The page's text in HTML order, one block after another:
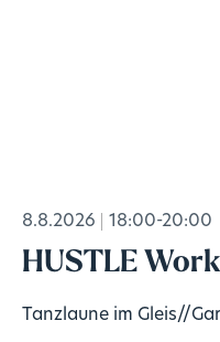
8.8.2026 18:00-20:00
HUSTLE
Tanzlaune im Gleis//